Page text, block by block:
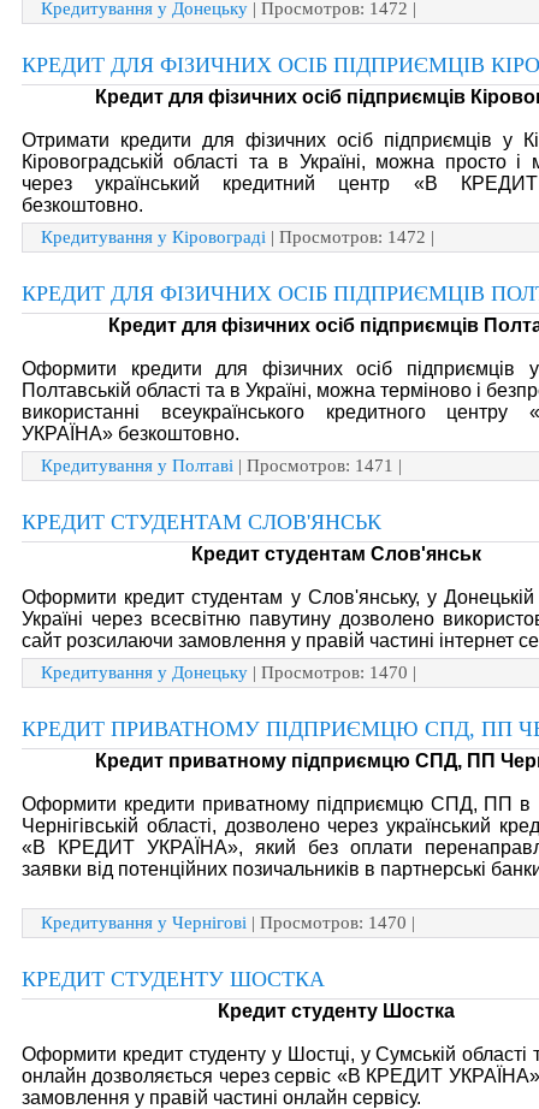
Кредитування у Донецьку | Просмотров: 1472 |
КРЕДИТ ДЛЯ ФІЗИЧНИХ ОСІБ ПІДПРИЄМЦІВ
Кредит для фізичних осіб підприємців
Отримати кредити для фізичних осіб підприємців у
Кіровоградській області та в Україні, можна просто і
через український кредитний центр «В
безкоштовно.
Кредитування у Кіровограді | Просмотров: 1472 |
КРЕДИТ ДЛЯ ФІЗИЧНИХ ОСІБ ПІДПРИЄМЦІВ
Кредит для фізичних осіб підприємців
Оформити кредити для фізичних осіб підприємців
Полтавській області та в Україні, можна терміново і
використанні всеукраїнського кредитного
УКРАЇНА» безкоштовно.
Кредитування у Полтаві | Просмотров: 1471 |
КРЕДИТ СТУДЕНТАМ СЛОВ'ЯНСЬК
Кредит студентам Слов'янськ
Оформити кредит студентам у Слов'янську, у Донецькій
Україні через всесвітню павутину дозволено
сайт розсилаючи замовлення у правій частині інтернет
Кредитування у Донецьку | Просмотров: 1470 |
КРЕДИТ ПРИВАТНОМУ ПІДПРИЄМЦЮ СПД, ПП
Кредит приватному підприємцю СПД, ПП
Оформити кредити приватному підприємцю СПД, ПП в
Чернігівській області, дозволено через український
«В КРЕДИТ УКРАЇНА», який без оплати
заявки від потенційних позичальників в партнерські
Кредитування у Чернігові | Просмотров: 1470 |
КРЕДИТ СТУДЕНТУ ШОСТКА
Кредит студенту Шостка
Оформити кредит студенту у Шостці, у Сумській області
онлайн дозволяється через сервіс «В КРЕДИТ
замовлення у правій частині онлайн сервісу.